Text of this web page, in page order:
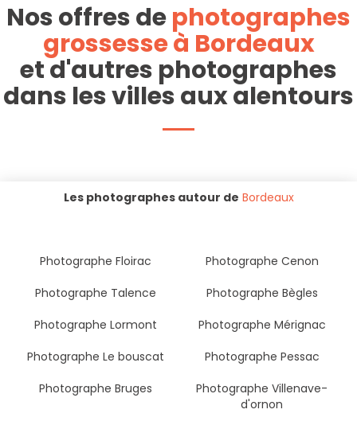
Nos offres dephotographes
grossesse à Bordeaux
et d'autres photographes
dans les villes aux alentours
Les photographes autour de Bordeaux
Photographe Floirac
Photographe Cenon
Photographe Talence
Photographe Bègles
Photographe Lormont
Photographe Mérignac
Photographe Le bouscat
Photographe Pessac
Photographe Bruges
Photographe Villenave-
d'ornon